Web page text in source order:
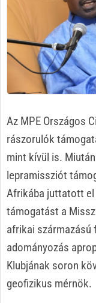
Az MPE Országos
rászorulók
mint kívül is.
lepramissziót
Afrikába juttatott el
támogatást a
afrikai származású
adományozás
Klubjának soron
geofizikus mérnök.